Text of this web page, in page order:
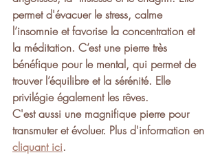
permet d'évacuer le stress, calme
l’insomnie et favorise la concentration et
la méditation. C’est une pierre très
bénéfique pour le mental, qui permet de
trouver l’équilibre et la sérénité. Elle
privilégie également les rêves.
C'est aussi une magnifique pierre pour
transmuter et évoluer. Plus d'information en
cliquant ici.